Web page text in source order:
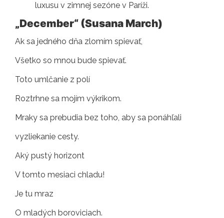
luxusu v zimnej sezóne v Paríži.
„December“ (Susana March)
Ak sa jedného dňa zlomím spievať,
Všetko so mnou bude spievať.
Toto umlčanie z polí
Roztrhne sa mojím výkrikom.
Mraky sa prebudia bez toho, aby sa ponáhľali
vyzliekanie cesty.
Aký pustý horizont
V tomto mesiaci chladu!
Je tu mraz
O mladých boroviciach.